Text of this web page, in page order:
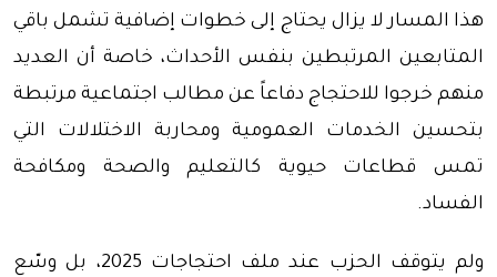
هذا المسار لا يزال يحتاج إلى خطوات إضافية تشمل باقي
المتابعين المرتبطين بنفس الأحداث، خاصة أن العديد
منهم خرجوا للاحتجاج دفاعاً عن مطالب اجتماعية مرتبطة
بتحسين الخدمات العمومية ومحاربة الاختلالات التي
تمس قطاعات حيوية كالتعليم والصحة ومكافحة
الفساد.
ولم يتوقف الحزب عند ملف احتجاجات 2025، بل وسّع